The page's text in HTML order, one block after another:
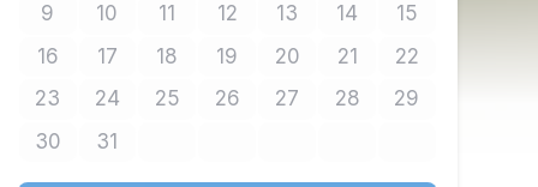
9No tickets available
10No tickets available
11No tickets available
12No tickets available
13No tickets available
14No tickets available
15No tickets
16No tickets available
17No tickets available
18No tickets available
19No tickets available
20No tickets available
21No tickets available
22No tickets
23No tickets available
24No tickets available
25No tickets available
26No tickets available
27No tickets available
28No tickets available
29No tickets
30No tickets available
31No tickets available